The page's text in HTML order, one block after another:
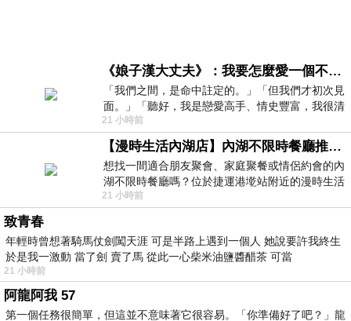
《娘子漢大丈夫》：我要怎麼愛一個不存在的人？
「我們之間，是命中註定的。」「但我們才初次見
面。」「聽好，我是戀愛高手、情史豐富，我很清
楚這種感覺，你我之間的那種感覺，現
21 小時前
【漫時生活內湖店】內湖不限時餐廳推薦｜捷運港墘站美食，聚餐、約會、家庭聚會首選，正餐甜點一次滿足
想找一間適合朋友聚會、家庭聚餐或情侶約會的內
湖不限時餐廳嗎？位於捷運港墘站附近的漫時生活
內湖店，從捷運站步行約4分鐘即可抵
21 小時前
致青春
年輕時曾想著騎馬仗劍闖天涯 可是半路上遇到一個人 她說要許我終生
於是我一激動 當了劍 賣了馬 從此一心柴米油鹽醬醋茶 可當
21 小時前
阿龍阿我 57
第一個任務很簡單，但這並不意味著它很容易。「你準備好了吧？」龍